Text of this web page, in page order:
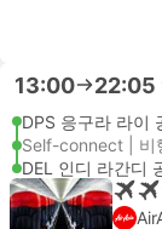
13:00 22:05
DPS 응구라 라이
Self-connect | 비
DEL 인디 라간디